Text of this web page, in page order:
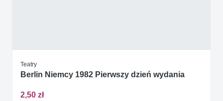
Teatry
Berlin Niemcy 1982 Pierwszy dzień wydania
2,50 zł